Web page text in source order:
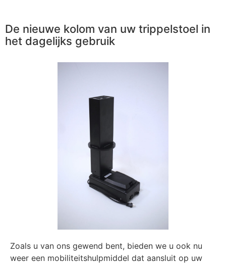
De nieuwe kolom van uw trippelstoel in
het dagelijks gebruik
Zoals u van ons gewend bent, bieden we u ook nu
weer een mobiliteitshulpmiddel dat aansluit op uw